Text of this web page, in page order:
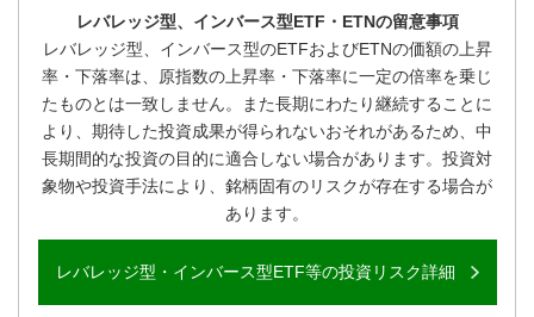
レバレッジ型、インバース型ETF・ETNの留意事項
レバレッジ型、インバース型のETFおよびETNの価額の上昇
率・下落率は、原指数の上昇率・下落率に一定の倍率を乗じ
たものとは一致しません。また長期にわたり継続することに
より、期待した投資成果が得られないおそれがあるため、中
長期間的な投資の目的に適合しない場合があります。投資対
象物や投資手法により、銘柄固有のリスクが存在する場合が
あります。
レバレッジ型・インバース型ETF等の投資リスク詳細